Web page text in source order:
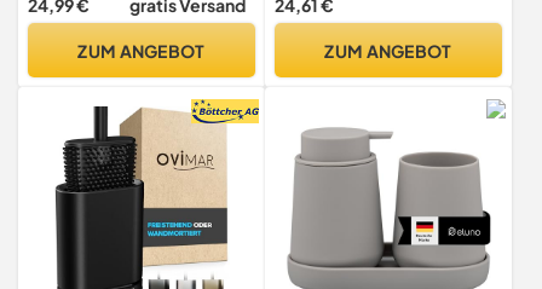
Badezimmer-Mülleimer
Absenkautomatik, aus
Edelstahl, 17 x 23,5 x 21 cm
24,99 € gratis Versand
ZUM ANGEBOT
Absenksystem und Aza-
24 cm
24,61 €
ZUM ANGEBOT